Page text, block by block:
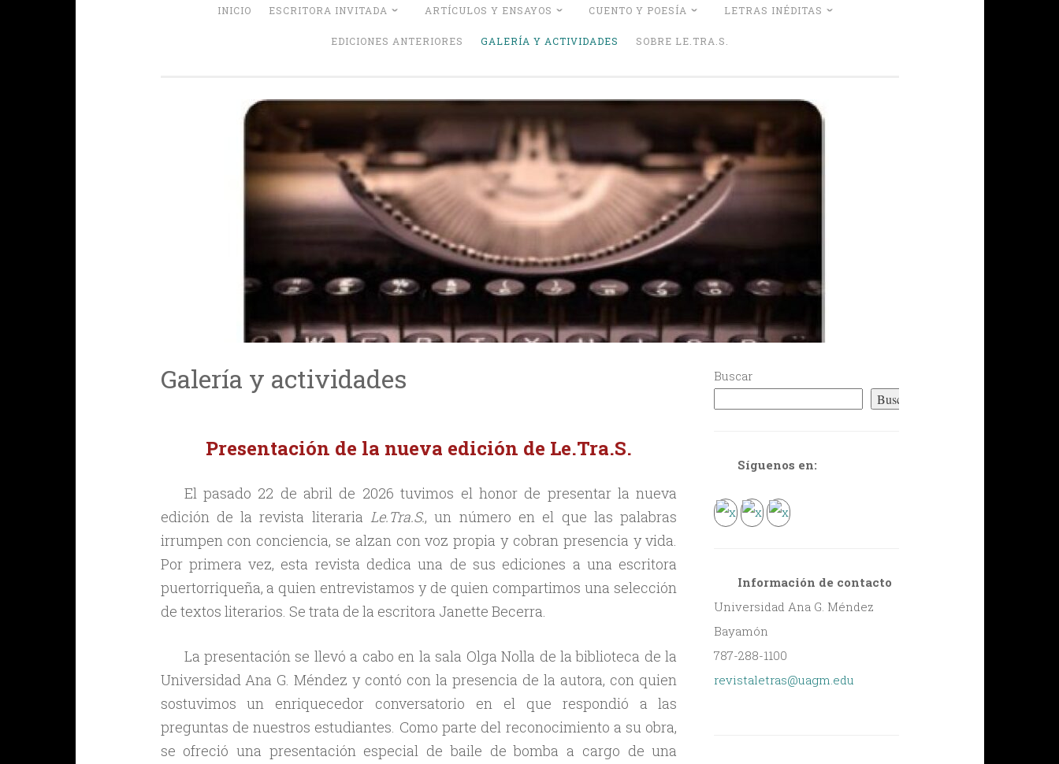
INICIO ESCRITORA INVITADA ARTÍCULOS Y ENSAYOS CUENTO Y POESÍA LETRAS INÉDITAS
EDICIONES ANTERIORES GALERÍA Y ACTIVIDADES SOBRE LE.TRA.S.
Galería y actividades
Presentación de la nueva edición de Le.Tra.S.
El pasado 22 de abril de 2026 tuvimos el honor de presentar la nueva
edición de la revista literariaLe.Tra.S., un número en el que las palabras
irrumpen con conciencia, se alzan con voz propia y cobran presencia y vida.
Por primera vez, esta revista dedica una de sus ediciones a una escritora
puertorriqueña, a quien entrevistamos y de quien compartimos una selección
de textos literarios. Se trata de la escritora Janette Becerra.
La presentación se llevó a cabo en la sala Olga Nolla de la biblioteca de la
Universidad Ana G. Méndez y contó con la presencia de la autora, con quien
sostuvimos un enriquecedor conversatorio en el que respondió a las
preguntas de nuestros estudiantes. Como parte del reconocimiento a su obra,
se ofreció una presentación especial de baile de bomba a cargo de una
Buscar
Buscar
Síguenos en:
Información de contacto
Universidad Ana G. Méndez
Bayamón
787-288-1100
revistaletras@uagm.edu